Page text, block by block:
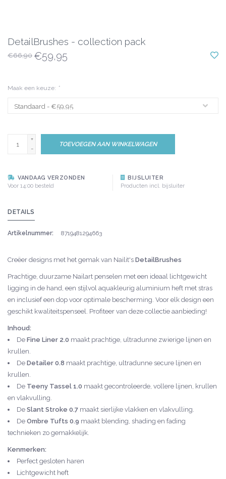
DetailBrushes - collection pack
€66,90 €59,95
Maak een keuze: *
+
-
TOEVOEGEN AAN WINKELWAGEN
VANDAAG VERZONDEN
Voor 14:00 besteld
BIJSLUITER
Producten incl. bijsluiter
DETAILS
Artikelnummer: 8719481294663
Creëer designs met het gemak van Nailit's DetailBrushes
Prachtige, duurzame Nailart penselen met een ideaal lichtgewicht
ligging in de hand, een stijlvol aquakleurig aluminium heft met stras
en inclusief een dop voor optimale bescherming. Voor elk design een
geschikt kwaliteitspenseel. Profiteer van deze collectie aanbieding!
Inhoud:
De Fine Liner 2.0 maakt prachtige, ultradunne zwierige lijnen en
krullen.
De Detailer 0.8 maakt prachtige, ultradunne secure lijnen en
krullen.
De Teeny Tassel 1.0 maakt gecontroleerde, vollere lijnen, krullen
en vlakvulling.
De Slant Stroke 0.7 maakt sierlijke vlakken en vlakvulling.
De Ombre Tufts 0.9 maakt blending, shading en fading
technieken zo gemakkelijk.
Kenmerken:
Perfect gesloten haren
Lichtgewicht heft